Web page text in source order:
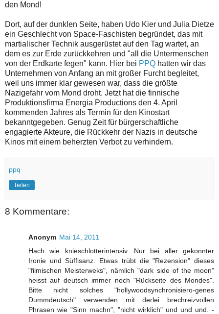
den Mond!
Dort, auf der dunklen Seite, haben Udo Kier und Julia Dietze
ein Geschlecht von Space-Faschisten begründet, das mit
martialischer Technik ausgerüstet auf den Tag wartet, an
dem es zur Erde zurückkehren und "all die Untermenschen
von der Erdkarte fegen" kann. Hier bei PPQ hatten wir das
Unternehmen von Anfang an mit großer Furcht begleitet,
weil uns immer klar gewesen war, dass die größte
Nazigefahr vom Mond droht. Jetzt hat die finnische
Produktionsfirma Energia Productions den 4. April
kommenden Jahres als Termin für den Kinostart
bekanntgegeben. Genug Zeit für bürgerschaftliche
engagierte Akteure, die Rückkehr der Nazis in deutsche
Kinos mit einem beherzten Verbot zu verhindern.
ppq
Teilen
8 Kommentare:
Anonym Mai 14, 2011
Hach wie knieschlotterintensiv. Nur bei aller gekonnter
Ironie und Süffisanz. Etwas trübt die "Rezension" dieses
"filmischen Meisterweks", nämlich "dark side of the moon"
heisst auf deutsch immer noch "Rückseite des Mondes".
Bitte nicht solches "hollywoodsynchronisiero-genes
Dummdeutsch" verwenden mit derlei brechreizvollen
Phrasen wie "Sinn machn", "nicht wirklich" und und und. -